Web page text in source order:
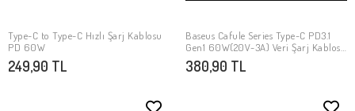
SEPETE EKLE
Type-C to Type-C Hızlı Şarj Kablosu
PD 60W
249,90 TL
Stokta Yok
Baseus Cafule Series Type-C PD3.1
Gen1 60W(20V-3A) Veri Şarj Kablosu
1M
380,90 TL